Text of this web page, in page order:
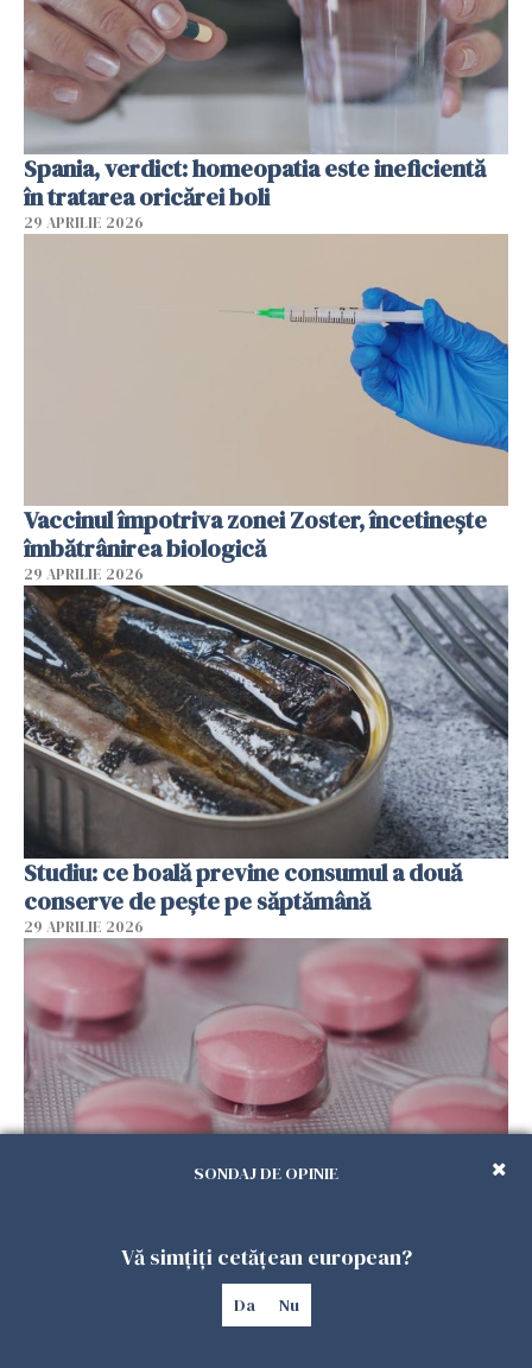
Spania, verdict: homeopatia este ineficientă
în tratarea oricărei boli
29 APRILIE 2026
Vaccinul împotriva zonei Zoster, încetinește
îmbătrânirea biologică
29 APRILIE 2026
Studiu: ce boală previne consumul a două
conserve de pește pe săptămână
29 APRILIE 2026
29 APRILIE 2026
SONDAJ DE OPINIE
Vă simțiți cetățean european?
Da Nu